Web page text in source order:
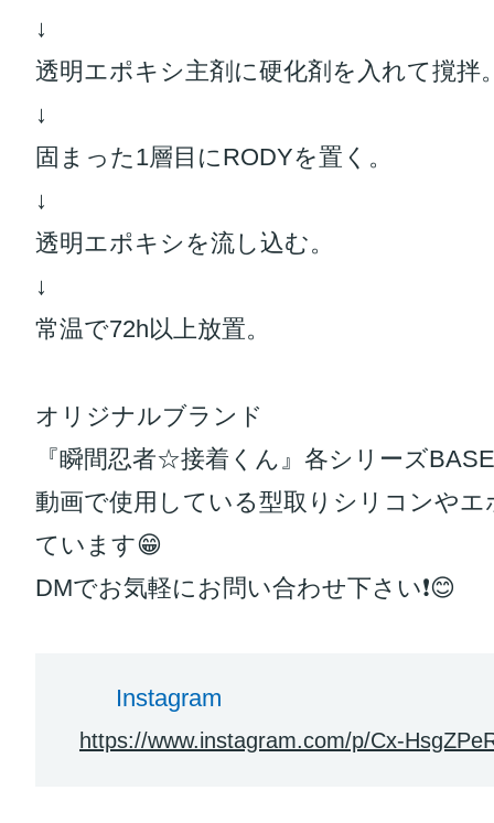
↓
透明エポキシ主剤に硬化剤を入れて撹拌
↓
固まった1層目にRODYを置く。
↓
透明エポキシを流し込む。
↓
常温で72h以上放置。
オリジナルブランド
『瞬間忍者☆接着くん』各シリーズ
動画で使用している型取りシリコンや
ています😁
DMでお気軽にお問い合わせ下さい❗️😊
Instagram
https://www.instagram.com/p/Cx-